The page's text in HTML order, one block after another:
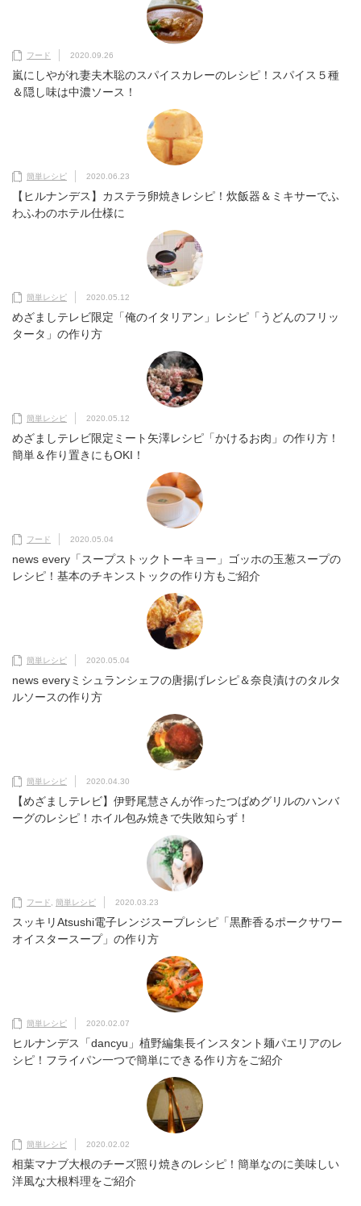
フード 2020.09.26
嵐にしやがれ妻夫木聡のスパイスカレーのレシピ！スパイス５種
＆隠し味は中濃ソース！
簡単レシピ 2020.06.23
【ヒルナンデス】カステラ卵焼きレシピ！炊飯器＆ミキサーでふ
わふわのホテル仕様に
簡単レシピ 2020.05.12
めざましテレビ限定「俺のイタリアン」レシピ「うどんのフリッ
タータ」の作り方
簡単レシピ 2020.05.12
めざましテレビ限定ミート矢澤レシピ「かけるお肉」の作り方！
簡単＆作り置きにもOKI！
フード 2020.05.04
news every「スープストックトーキョー」ゴッホの玉葱スープの
レシピ！基本のチキンストックの作り方もご紹介
簡単レシピ 2020.05.04
news everyミシュランシェフの唐揚げレシピ＆奈良漬けのタルタ
ルソースの作り方
簡単レシピ 2020.04.30
【めざましテレビ】伊野尾慧さんが作ったつばめグリルのハンバ
ーグのレシピ！ホイル包み焼きで失敗知らず！
フード 簡単レシピ 2020.03.23
スッキリAtsushi電子レンジスープレシピ「黒酢香るポークサワー
オイスタースープ」の作り方
簡単レシピ 2020.02.07
ヒルナンデス「dancyu」植野編集長インスタント麺パエリアのレ
シピ！フライパン一つで簡単にできる作り方をご紹介
簡単レシピ 2020.02.02
相葉マナブ大根のチーズ照り焼きのレシピ！簡単なのに美味しい
洋風な大根料理をご紹介